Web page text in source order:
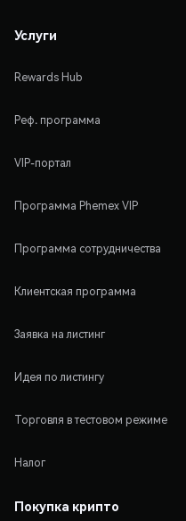
Услуги
Rewards Hub
Реф. программа
VIP-портал
Программа Phemex VIP
Программа сотрудничества
Клиентская программа
Заявка на листинг
Идея по листингу
Торговля в тестовом режиме
Налог
Покупка крипто